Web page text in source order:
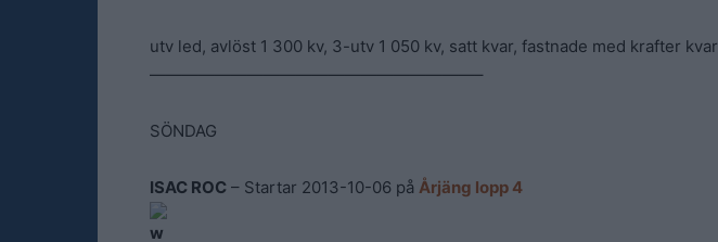
utv led, avlöst 1 300 kv, 3-utv 1 050 kv, satt kvar, fastnade med krafter kvar
————————————————————–
SÖNDAG
ISAC ROC – Startar 2013-10-06 på Årjäng lopp 4